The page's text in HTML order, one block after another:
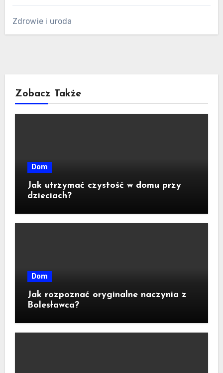
Zdrowie i uroda
Zobacz Także
Dom
Jak utrzymać czystość w domu przy
dzieciach?
Dom
Jak rozpoznać oryginalne naczynia z
Bolesławca?